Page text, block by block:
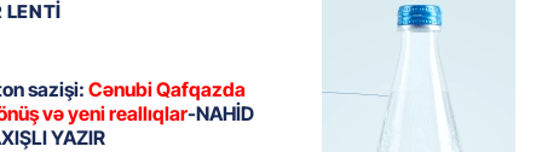
sazişi:Cənubi Qafqazda
və yeni reallıqlar-NAHİD
YAZIR